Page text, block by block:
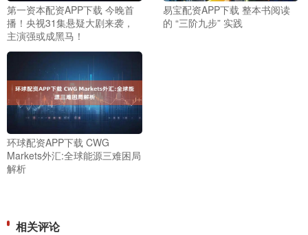
第一资本配资APP下载 今晚首
播！央视31集悬疑大剧来袭，
主演强或成黑马！
易宝配资APP下载 整本书阅读
的 “三阶九步” 实践
环球配资APP下载 CWG
Markets外汇:全球能源三难困局
解析
相关评论